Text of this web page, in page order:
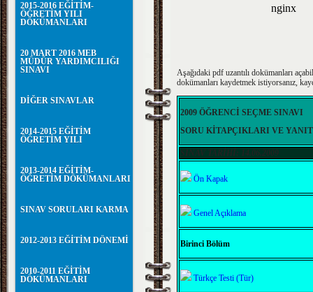
2015-2016 EĞİTİM-
ÖĞRETİM YILI
DÖKÜMANLARI
20 MART 2016 MEB
MÜDÜR YARDIMCILIĞI
SINAVI
DİĞER SINAVLAR
2014-2015 EĞİTİM
ÖĞRETİM YILI
2013-2014 EĞİTİM-
ÖĞRETİM DÖKÜMANLARI
SINAV SORULARI KARMA
2012-2013 EĞİTİM DÖNEMİ
2010-2011 EĞİTİM
DÖKÜMANLARI
Aşağıdaki pdf uzantılı dokümanları
dokümanları kaydetmek istiyorsanız,
2009 ÖĞRENCİ SEÇME SINAVI
SORU KİTAPÇIKLARI VE
SINAV TARİHİ: 14.06.2009
Ön Kapak
Genel Açıklama
Birinci Bölüm
Türkçe Testi (Tür)